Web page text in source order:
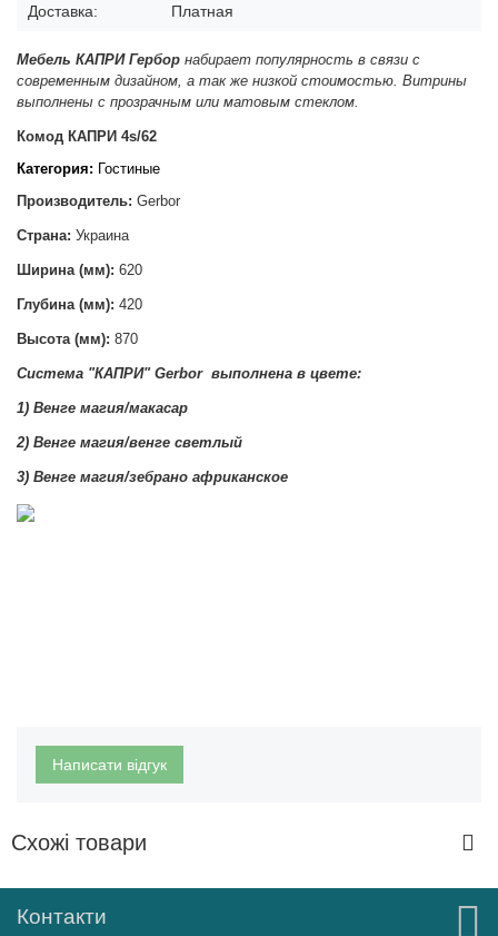
Доставка: Платная
Мебель КАПРИ Гербор набирает популярность в связи с
современным дизайном, а так же низкой стоимостью. Витрины
выполнены с прозрачным или матовым стеклом.
Комод КАПРИ 4s/62
Категория: Гостиные
Производитель: Gerbor
Страна: Украина
Ширина (мм): 620
Глубина (мм): 420
Высота (мм): 870
Система "КАПРИ" Gerborвыполнена в цвете:
1) Венге магия/макасар
2) Венге магия/венге светлый
3) Венге магия/зебрано африканское
Написати відгук
Схожі товари
Контакти